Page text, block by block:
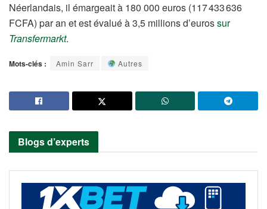
Néerlandais, il émargeait à 180 000 euros (117 433 636
FCFA) par an et est évalué à 3,5 millions d’eurossur
Transfermarkt.
Mots-clés : Amin Sarr Autres
Blogs d’experts